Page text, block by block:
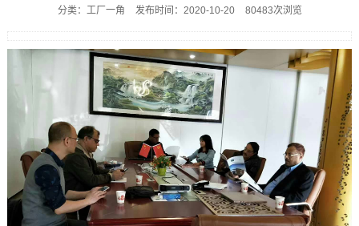
分类：工厂一角 发布时间：2020-10-20 80483次浏览